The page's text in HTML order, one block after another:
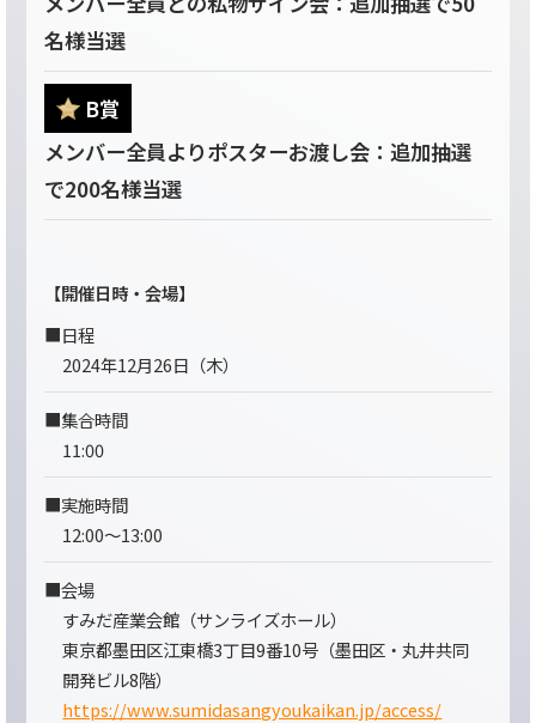
名様当選
B賞
メンバー全員よりポスターお渡し会：追加抽選
で200名様当選
【開催日時・会場】
■日程
2024年12月26日（木）
■集合時間
11:00
■実施時間
12:00～13:00
■会場
すみだ産業会館（サンライズホール）
東京都墨田区江東橋3丁目9番10号（墨田区・丸井共同
開発ビル8階）
https://www.sumidasangyoukaikan.jp/access/